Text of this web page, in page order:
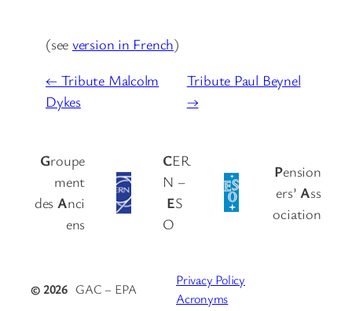
(see version in French)
← Tribute Malcolm
Dykes
Tribute Paul Beynel
→
Groupe
ment
des Anci
ens
CER
N –
ES
O
Pension
ers’Ass
ociation
© 2026 GAC – EPA
Privacy Policy
Acronyms